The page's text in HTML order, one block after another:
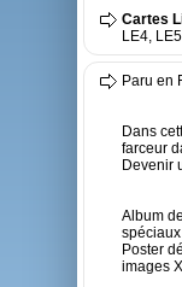
Cartes
LE4, LE5
Paru en
Dans
farceur
Devenir
Album
spéciaux
Poster
images